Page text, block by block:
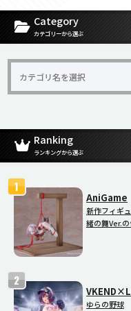
[carousel-
Category
カテゴリーから選ぶ
Ranking
ランキングから選ぶ
AniGame
新作フィギ
緒の舞Ver.
ゆらの野球